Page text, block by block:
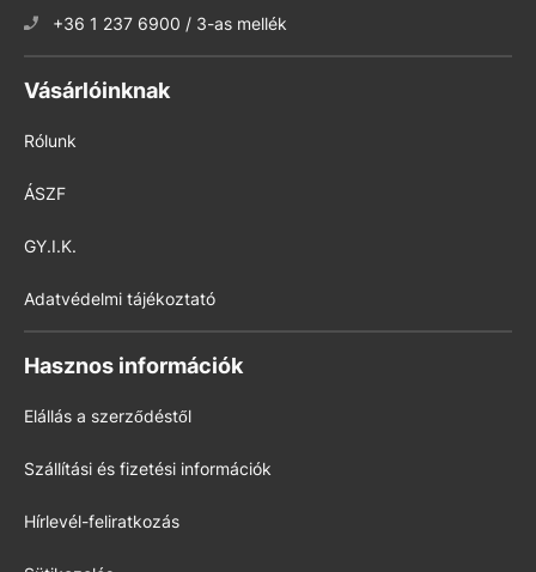
+36 1 237 6900 / 3-as mellék
Vásárlóinknak
Rólunk
ÁSZF
GY.I.K.
Adatvédelmi tájékoztató
Hasznos információk
Elállás a szerződéstől
Szállítási és fizetési információk
Hírlevél-feliratkozás